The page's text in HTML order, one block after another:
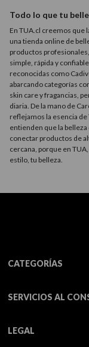
Todo lo que tu
En TUA.cl creemos que
una tienda online de
productos
simple, rápida y
reconocidas como
abarcando categorías
skin care y fragancias,
diaria. De la mano de
reflejamos la esencia
entienden que la
conectar productos de
cercana, porque en
estilo, tu belleza.
CATEGORÍAS
SERVICIOS AL
LEGAL